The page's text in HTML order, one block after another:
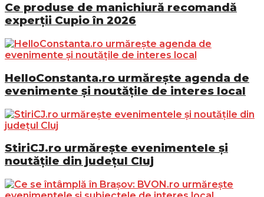
Ce produse de manichiură recomandă
experții Cupio în 2026
HelloConstanta.ro urmărește agenda de
evenimente și noutățile de interes local
StiriCJ.ro urmărește evenimentele și
noutățile din județul Cluj